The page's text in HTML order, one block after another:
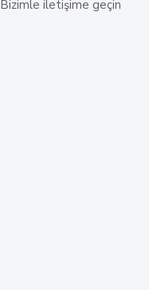
Bizimle iletişime geçin